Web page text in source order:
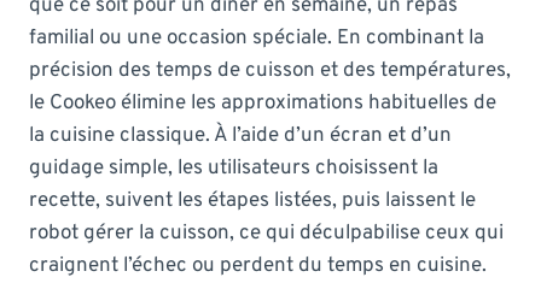
que ce soit pour un dîner en semaine, un repas
familial ou une occasion spéciale. En combinant la
précision des temps de cuisson et des températures,
le Cookeo élimine les approximations habituelles de
la cuisine classique. À l’aide d’un écran et d’un
guidage simple, les utilisateurs choisissent la
recette, suivent les étapes listées, puis laissent le
robot gérer la cuisson, ce qui déculpabilise ceux qui
craignent l’échec ou perdent du temps en cuisine.